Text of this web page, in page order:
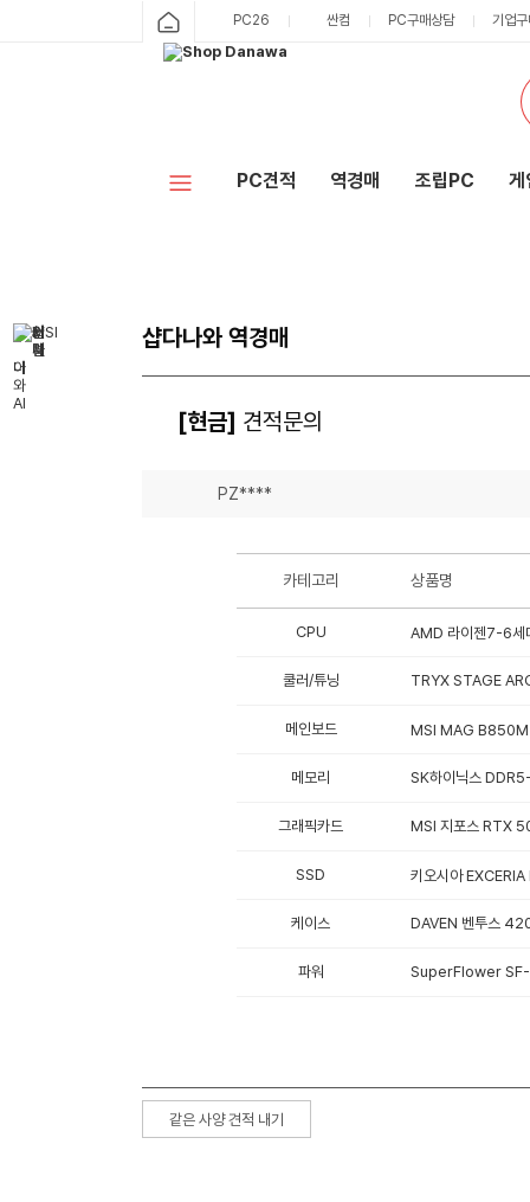
PC26 싼컴 PC구매상담 기업
PC견적 역경매 조립PC 게
샵다나와 역경매
[현금] 견적문의
PZ****
카테고리 상품명
CPU AMD 라이젠7-6세
쿨러/튜닝 TRYX STAGE
메인보드 MSI MAG B850M
메모리 SK하이닉스
그래픽카드 MSI 지포스 RTX
SSD 키오시아
케이스 DAVEN 벤투스
파워 SuperFlower SF-
같은 사양 견적 내기